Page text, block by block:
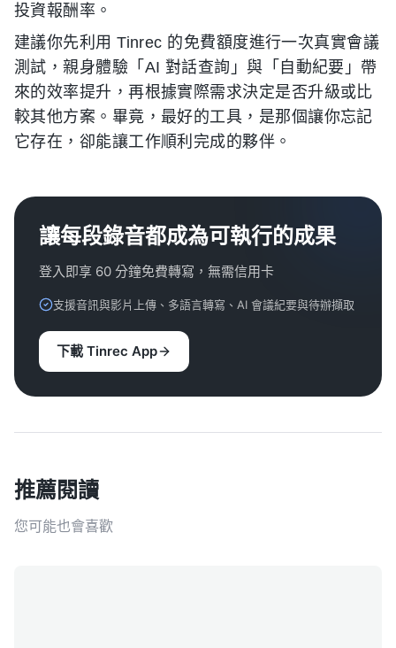
投資報酬率。
建議你先利用 Tinrec 的免費額度進行一次真實會議
測試，親身體驗「AI 對話查詢」與「自動紀要」帶
來的效率提升，再根據實際需求決定是否升級或比
較其他方案。畢竟，最好的工具，是那個讓你忘記
它存在，卻能讓工作順利完成的夥伴。
讓每段錄音都成為可執行的成果
登入即享 60 分鐘免費轉寫，無需信用卡
支援音訊與影片上傳、多語言轉寫、AI 會議紀要與待辦擷取
下載 Tinrec App
推薦閱讀
您可能也會喜歡